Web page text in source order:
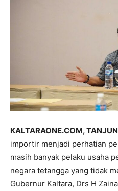
KALTARAONE.COM,
importir menjadi perhatian
masih banyak pelaku usaha
negara tetangga yang tidak
Gubernur Kaltara, Drs H